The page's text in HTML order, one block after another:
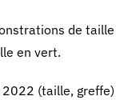
de
en vert.
(taille,